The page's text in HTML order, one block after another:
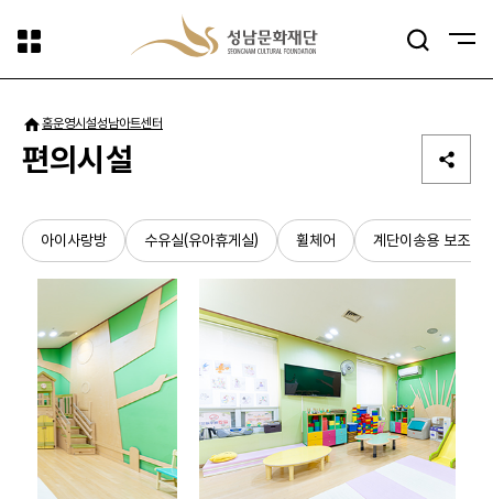
검색
홈운영시설성남아트센터
편의시설
아이사랑방 수유실(유아휴게실) 휠체어 계단이송용 보조도